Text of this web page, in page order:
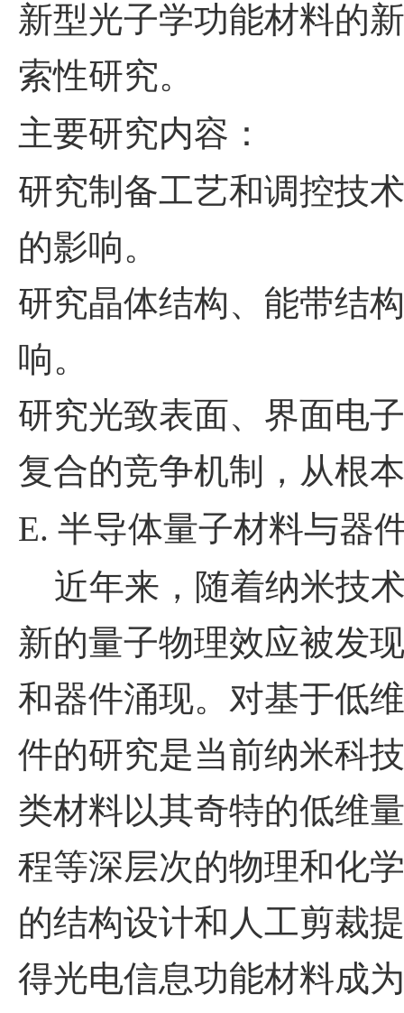
新型光子学功能材料的
索性研究。
主要研究内容：
研究制备工艺和调控技
的影响。
研究晶体结构、能带结
响。
研究光致表面、界面电
复合的竞争机制，从根
E. 半导体量子材料与器
近年来，随着纳米技
新的量子物理效应被发
和器件涌现。对基于低
件的研究是当前纳米科
类材料以其奇特的低维
程等深层次的物理和化
的结构设计和人工剪裁
得光电信息功能材料成